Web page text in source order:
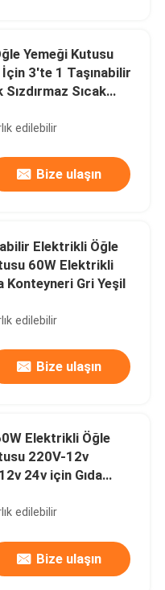
Yemeği Kutusu
3'te 1 Taşınabilir
Sızdırmaz Sıcak
edilebilir
Bize ulaşın
Elektrikli Öğle
60W Elektrikli
Konteyneri Gri Yeşil
edilebilir
Bize ulaşın
Elektrikli Öğle
220V-12v
24v için Gıda
edilebilir
Bize ulaşın
ODM Paslanmaz Çelik Gümüş Donanım Set 24 Parça Yemek Donanımı Depolama Rağı ile